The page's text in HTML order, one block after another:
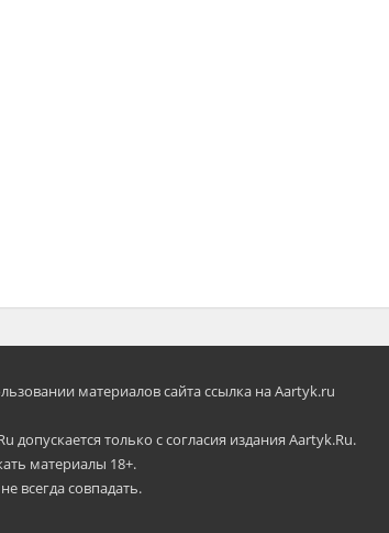
материалов сайта ссылка на Aartyk.ru
допускается только с согласия издания Aartyk.Ru.
материалы 18+.
всегда совпадать.